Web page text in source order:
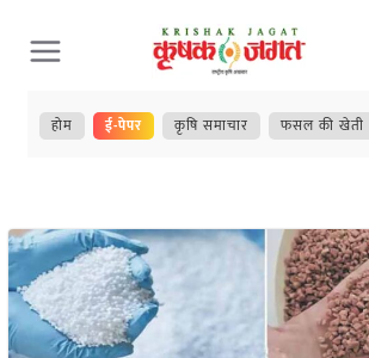
Skip
to
content
होम ई-पेपर कृषि समाचार फसल की खेती